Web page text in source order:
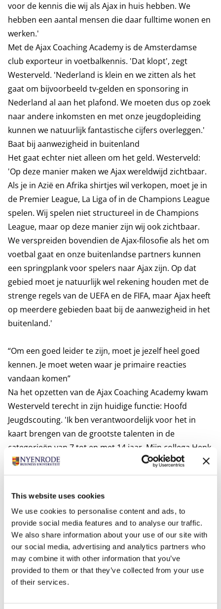
This website uses cookies
We use cookies to personalise content and ads, to
provide social media features and to analyse our traffic.
We also share information about your use of our site with
our social media, advertising and analytics partners who
may combine it with other information that you’ve
provided to them or that they’ve collected from your use
of their services.
voor de kennis die wij als Ajax in huis hebben. We
hebben een aantal mensen die daar fulltime wonen en
werken.'
Met de Ajax Coaching Academy is de Amsterdamse
club exporteur in voetbalkennis. 'Dat klopt', zegt
Westerveld. 'Nederland is klein en we zitten als het
gaat om bijvoorbeeld tv-gelden en sponsoring in
Nederland al aan het plafond. We moeten dus op zoek
naar andere inkomsten en met onze jeugdopleiding
kunnen we natuurlijk fantastische cijfers overleggen.'
Baat bij aanwezigheid in buitenland
Het gaat echter niet alleen om het geld. Westerveld:
'Op deze manier maken we Ajax wereldwijd zichtbaar.
Als je in Azië en Afrika shirtjes wil verkopen, moet je in
de Premier League, La Liga of in de Champions League
spelen. Wij spelen niet structureel in de Champions
League, maar op deze manier zijn wij ook zichtbaar.
We verspreiden bovendien de Ajax-filosofie als het om
voetbal gaat en onze buitenlandse partners kunnen
een springplank voor spelers naar Ajax zijn. Op dat
gebied moet je natuurlijk wel rekening houden met de
strenge regels van de UEFA en de FIFA, maar Ajax heeft
op meerdere gebieden baat bij de aanwezigheid in het
buitenland.'
“Om een goed leider te zijn, moet je jezelf heel goed
kennen. Je moet weten waar je primaire reacties
vandaan komen”
Na het opzetten van de Ajax Coaching Academy kwam
Westerveld terecht in zijn huidige functie: Hoofd
Jeugdscouting. 'Ik ben verantwoordelijk voor het in
kaart brengen van de grootste talenten in de
categorieën van 7 tot en met 14 jaar. Mijn collega Henk
Veldmate is verantwoordelijk vanaf de 'onder 16'-
categorie en daarmee zijn we samen verantwoordelijk
zo'n negentig vrijwillige scouts die voor ons langs de
velden staan in een straal van 60 kilometer rond
Amsterdam. We scouten op deze leeftijd met name in
Groot-Amsterdam omdat we kinderen tot de
middelbare school zo veel mogelijk in hun eigen
sociale omgeving willen houden.'